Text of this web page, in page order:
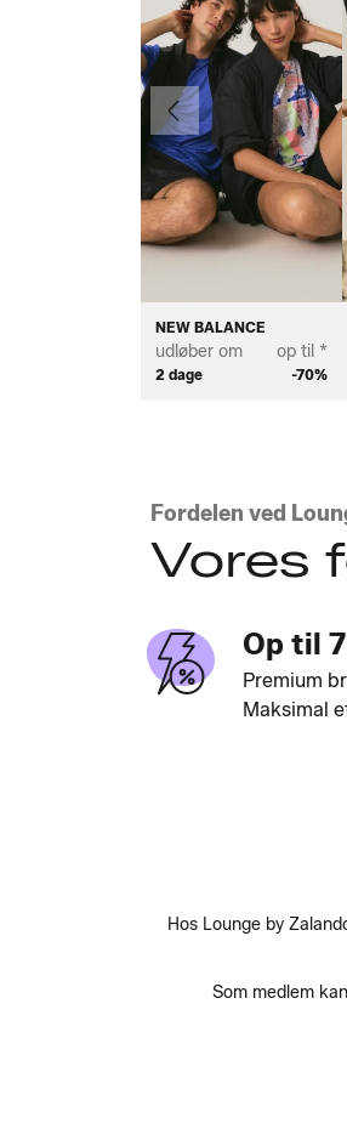
NEW BALANCE
udløber om
2 dage
op til *
-70%
Forrige
Fordelen ved
Vores
Op til
Premium
Maksimal
Hos Lounge by
Som medlem